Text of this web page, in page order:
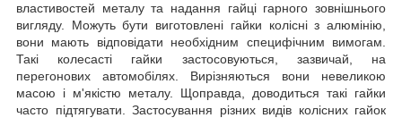
властивостей металу та надання гайці гарного зовнішнього
вигляду. Можуть бути виготовлені гайки колісні з алюмінію,
вони мають відповідати необхідним специфічним вимогам.
Такі колесасті гайки застосовуються, зазвичай, на
перегонових автомобілях. Вирізняються вони невеликою
масою і м'якістю металу. Щоправда, доводиться такі гайки
часто підтягувати. Застосування різних видів колісних гайок